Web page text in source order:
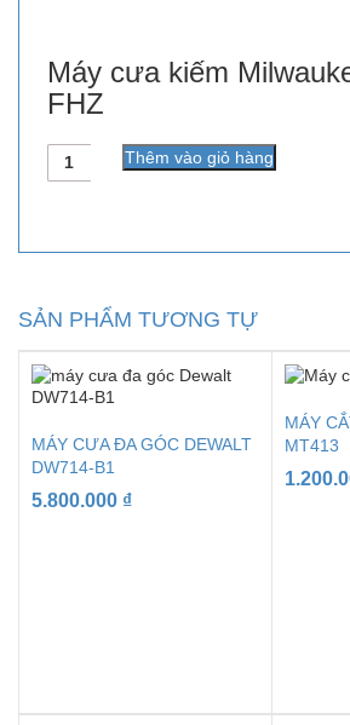
Máy cưa kiếm
FHZ
Số
Thêm vào giỏ hàng
SẢN PHẨM TƯƠNG TỰ
MÁY CƯA ĐA GÓC DEWALT
DW714-B1
5.800.000 ₫
MÁY
MT413